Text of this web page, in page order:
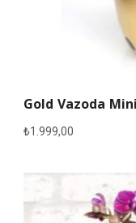
Gold Vazoda
₺1.999,00